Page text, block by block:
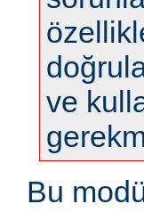
ve
Bu